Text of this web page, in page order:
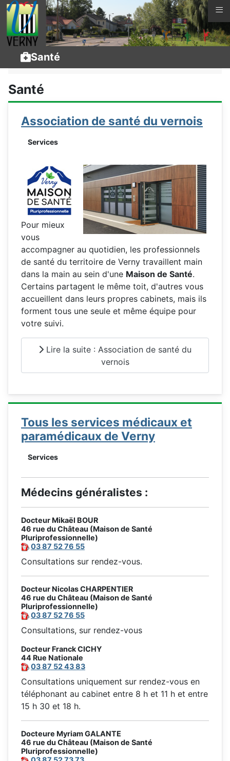
Vous êtes ici :
Services
Santé
Association de santé du vernois
Services
Pour mieux
vous
accompagner au quotidien, les professionnels
de santé du territoire de Verny travaillent main
dans la main au sein d'une Maison de Santé.
Certains partagent le même toit, d'autres vous
accueillent dans leurs propres cabinets, mais ils
forment tous une seule et même équipe pour
votre suivi.
Lire la suite : Association de santé du
vernois
Tous les services médicaux et
paramédicaux de Verny
Services
Médecins généralistes :
Docteur Mikaël BOUR
46 rue du Château (Maison de Santé
Pluriprofessionnelle)
03 87 52 76 55
Consultations sur rendez-vous.
Docteur Nicolas CHARPENTIER
46 rue du Château (Maison de Santé
Pluriprofessionnelle)
03 87 52 76 55
Consultations, sur rendez-vous
Docteur Franck CICHY
44 Rue Nationale
03 87 52 43 83
Consultations uniquement sur rendez-vous en
téléphonant au cabinet entre 8 h et 11 h et entre
15 h 30 et 18 h.
Docteure Myriam GALANTE
46 rue du Château (Maison de Santé
Pluriprofessionnelle)
Santé
≡